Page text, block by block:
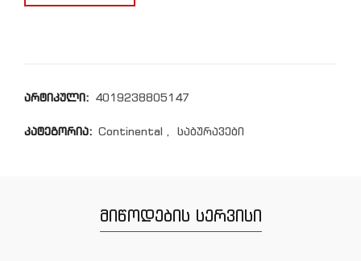
არტიკული: 4019238805147
კატეგორია: Continental , საბურავები
მიწოდების სერვისი